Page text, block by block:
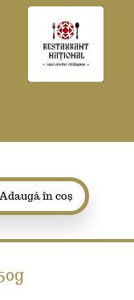
Adaugă în coș